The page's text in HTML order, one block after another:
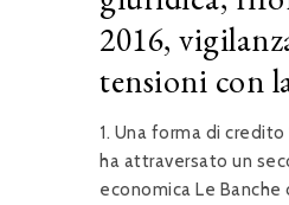
2016,
tensioni con
1. Una forma di credito
ha attraversato un
economica Le Banche